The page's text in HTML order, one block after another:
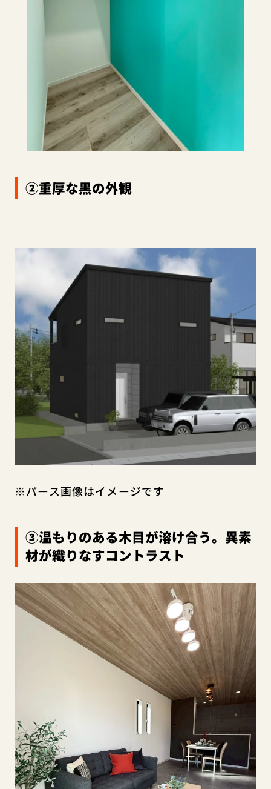
②重厚な黒の外観
※パース画像はイメージです
③温もりのある木目が溶け合う。異素
材が織りなすコントラスト